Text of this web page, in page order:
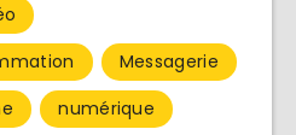
Messagerie
numérique